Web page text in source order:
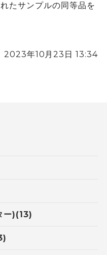
たサンプルの同等品を
2023年10月23日 13:34
ー)(13)